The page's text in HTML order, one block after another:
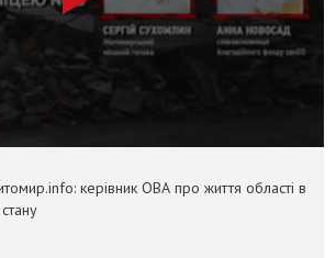
керівник ОВА про життя області в